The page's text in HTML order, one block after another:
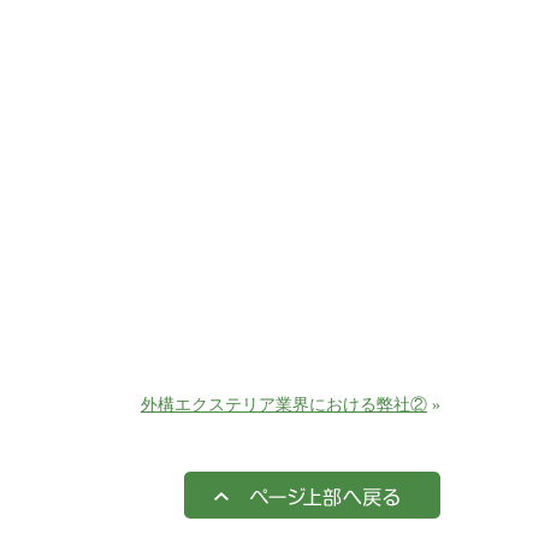
外構エクステリア業界における弊社② »